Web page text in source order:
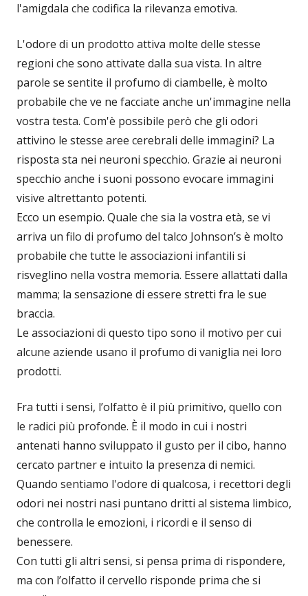
l'amigdala che codifica la rilevanza emotiva.
L'odore di un prodotto attiva molte delle stesse
regioni che sono attivate dalla sua vista. In altre
parole se sentite il profumo di ciambelle, è molto
probabile che ve ne facciate anche un'immagine nella
vostra testa. Com'è possibile però che gli odori
attivino le stesse aree cerebrali delle immagini? La
risposta sta nei neuroni specchio. Grazie ai neuroni
specchio anche i suoni possono evocare immagini
visive altrettanto potenti.
Ecco un esempio. Quale che sia la vostra età, se vi
arriva un filo di profumo del talco Johnson’s è molto
probabile che tutte le associazioni infantili si
risveglino nella vostra memoria. Essere allattati dalla
mamma; la sensazione di essere stretti fra le sue
braccia.
Le associazioni di questo tipo sono il motivo per cui
alcune aziende usano il profumo di vaniglia nei loro
prodotti.
Fra tutti i sensi, l’olfatto è il più primitivo, quello con
le radici più profonde. È il modo in cui i nostri
antenati hanno sviluppato il gusto per il cibo, hanno
cercato partner e intuito la presenza di nemici.
Quando sentiamo l'odore di qualcosa, i recettori degli
odori nei nostri nasi puntano dritti al sistema limbico,
che controlla le emozioni, i ricordi e il senso di
benessere.
Con tutti gli altri sensi, si pensa prima di rispondere,
ma con l’olfatto il cervello risponde prima che si